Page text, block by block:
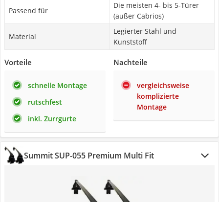
Passend für
Die meisten 4- bis 5-Türer
(außer Cabrios)
Material
Legierter Stahl und
Kunststoff
Vorteile
schnelle Montage
rutschfest
inkl. Zurrgurte
Nachteile
vergleichsweise
komplizierte
Montage
Summit SUP-055 Premium Multi Fit